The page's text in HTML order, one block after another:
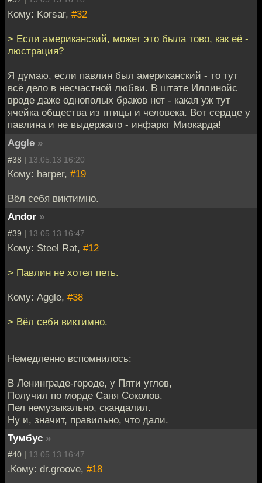
Кому: Korsar, #32
> Если американский, может это была тово, как её -
люстрация?
Я думаю, если павлин был американский - то тут
всё дело в несчастной любви. В штате Иллинойс
вроде даже однополых браков нет - какая уж тут
ячейка общества из птицы и человека. Вот сердце у
павлина и не выдержало - инфаркт Миокарда!
Aggle »
#38 | 13.05.13 16:20
Кому: harper, #19
Вёл себя виктимно.
Andor »
#39 | 13.05.13 16:47
Кому: Steel Rat, #12
> Павлин не хотел петь.
Кому: Aggle, #38
> Вёл себя виктимно.
Немедленно вспомнилось:
В Ленинграде-городе, у Пяти углов,
Получил по морде Саня Соколов.
Пел немузыкально, скандалил.
Ну и, значит, правильно, что дали.
Тумбус »
#40 | 13.05.13 16:47
.Кому: dr.groove, #18